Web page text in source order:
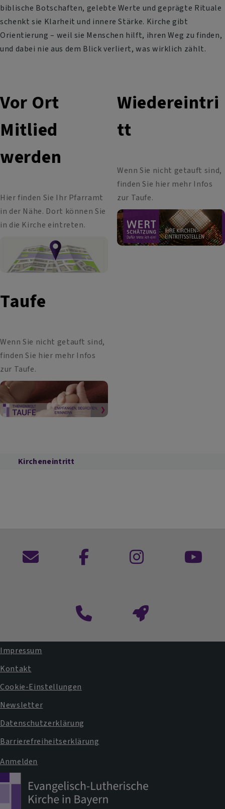
biblische Botschaften, gelebte Werte und geprägte Rituale
schenkt sie Klarheit und innere Stärke. Kirche gibt
Orientierung – weil sie Menschen hilft, ihren Weg zu finden,
und dabei nie aus dem Blick verliert, was wirklich zählt.
Vor Ort
Mitlied
werden
Hier finden Sie Ihr Pfarramt
in der Nähe. Dort können Sie
in die Kirche eintreten.
Wiedereintri
tt
Wenn Sie nicht getauft sind,
finden Sie hier mehr Infos
zur Taufe.
Taufe
Wenn Sie nicht getauft sind,
finden Sie hier mehr Infos
zur Taufe.
Kircheneintritt
Kontaktformular
Fußbereichsmenü
Impressum
Kontakt
Cookie-Einstellungen
Newsletter
Datenschutzerklärung
Barrierefreiheitserklärung
Benutzermenü
Anmelden